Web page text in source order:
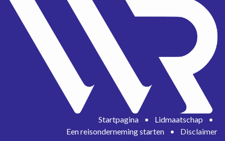
Startpagina • Lidmaatschap
•
Een reisonderneming starten
• Disclaimer